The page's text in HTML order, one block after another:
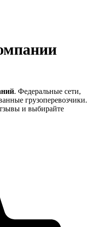
. Федеральные сети,
грузоперевозчики.
и выбирайте